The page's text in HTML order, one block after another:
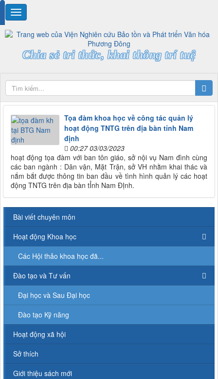
Chia sẻ tri thức, khai thông trí tuệ
Tọa đàm khoa học về công tác quản lý
hoạt động TNTG trên địa bàn tỉnh Nam
định
00:27 03/03/2023
hoạt động tọa đàm với ban tôn giáo, sở nội vụ Nam đình cùng
các ban ngành : Dân vận, Mặt Trận, sở VH nhằm khai thác và
nắm bắt được thông tin ban đầu về tình hình quản lý các hoạt
động TNTG trên địa bàn tỈnh Nam ĐỊnh.
Bài viết chuyên môn
Hoạt động Khoa học
Các Hội thảo khoa học đã...
Đào tạo và Tư vấn
Đại học và Sau Đại học
Đào tạo Kỹ năng
Hoạt động xã hội
Sở thích
Giới thiệu sách mới